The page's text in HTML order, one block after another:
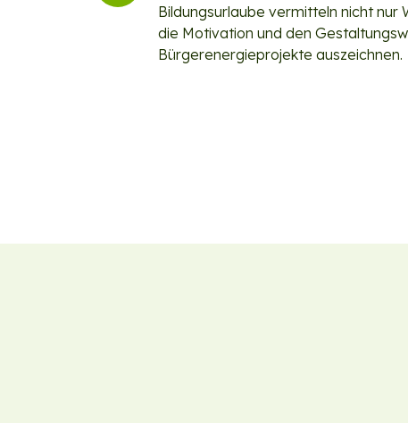
Bildungsurlaube vermitteln nicht nur
die Motivation und den
Bürgerenergieprojekte auszeichnen.